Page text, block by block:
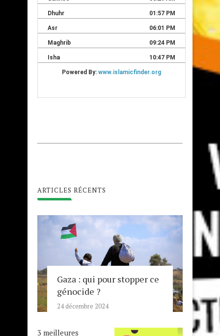
ARTICLES RÉCENTS
Gaza : qui pour stopper ce
génocide ?
24 décembre 2024
3 meilleures